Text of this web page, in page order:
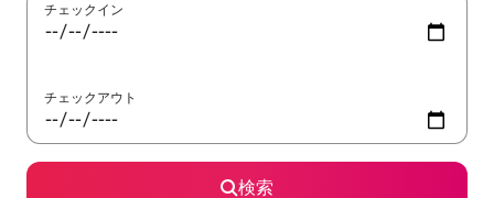
チェックイン
チェックアウト
検索